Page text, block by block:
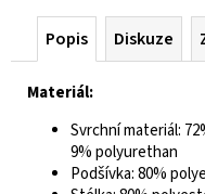
Popis Diskuze
Materiál:
Svrchní materiál:
9% polyurethan
Podšívka: 80%